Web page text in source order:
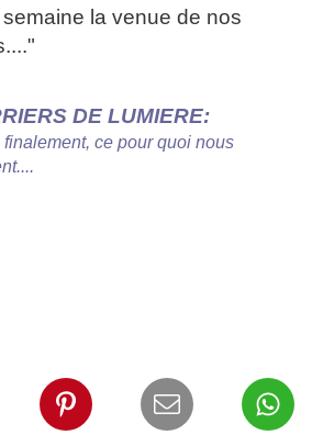
la venue de nos
DE LUMIERE:
ce pour quoi nous